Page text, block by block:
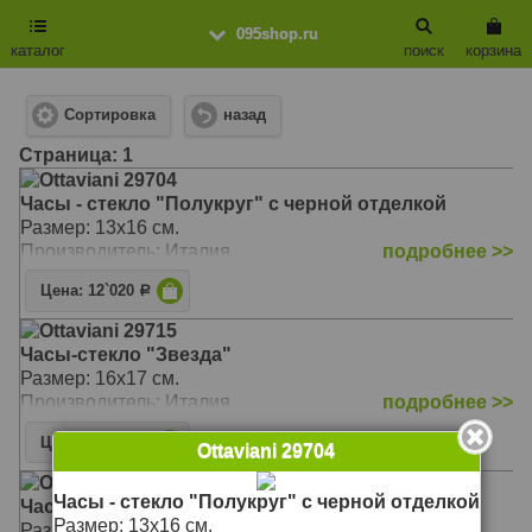
095shop.ru
каталог
корзина
поиск
Сортировка назад
Cтраница: 1
Ottaviani 29704
Часы - стекло "Полукруг" с черной отделкой
Размер: 13х16 см.
Производитель: Италия.
подробнее >>
Цена: 12`020 Р
Ottaviani 29715
Часы-стекло "Звезда"
Размер: 16х17 см.
Производитель: Италия.
подробнее >>
Цена: 12`020
Ottaviani 29727
Часы - стекло "Сердце"
Ottaviani 29704
Часы - стекло "Полукруг" с черной отделкой
Размер: 13х16 см.